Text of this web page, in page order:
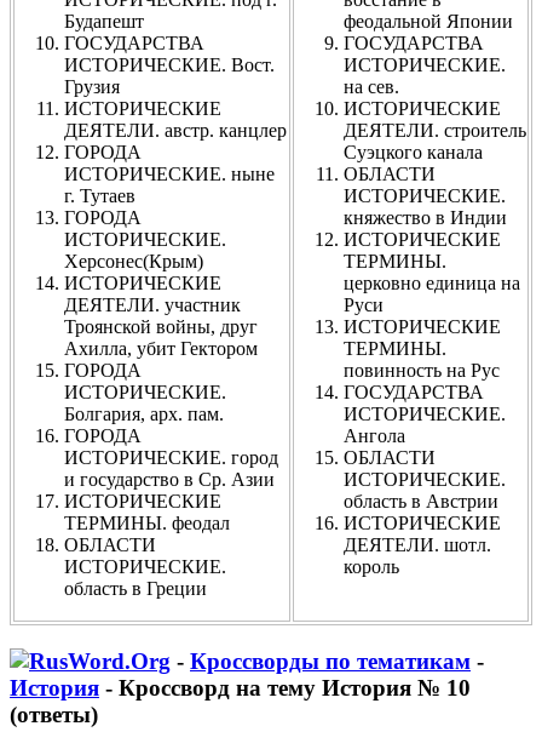
Будапешт
ГОСУДАРСТВА
ИСТОРИЧЕСКИЕ. Вост.
Грузия
ИСТОРИЧЕСКИЕ
ДЕЯТЕЛИ. австр. канцлер
ГОРОДА
ИСТОРИЧЕСКИЕ. ныне
г. Тутаев
ГОРОДА
ИСТОРИЧЕСКИЕ.
Херсонес(Крым)
ИСТОРИЧЕСКИЕ
ДЕЯТЕЛИ. участник
Троянской войны, друг
Ахилла, убит Гектором
ГОРОДА
ИСТОРИЧЕСКИЕ.
Болгария, арх. пам.
ГОРОДА
ИСТОРИЧЕСКИЕ. город
и государство в Ср. Азии
ИСТОРИЧЕСКИЕ
ТЕРМИНЫ. феодал
ОБЛАСТИ
ИСТОРИЧЕСКИЕ.
область в Греции
феодальной Японии
ГОСУДАРСТВА
ИСТОРИЧЕСКИЕ.
на сев.
ИСТОРИЧЕСКИЕ
ДЕЯТЕЛИ. строитель
Суэцкого канала
ОБЛАСТИ
ИСТОРИЧЕСКИЕ.
княжество в Индии
ИСТОРИЧЕСКИЕ
ТЕРМИНЫ.
церковно единица на
Руси
ИСТОРИЧЕСКИЕ
ТЕРМИНЫ.
повинность на Рус
ГОСУДАРСТВА
ИСТОРИЧЕСКИЕ.
Ангола
ОБЛАСТИ
ИСТОРИЧЕСКИЕ.
область в Австрии
ИСТОРИЧЕСКИЕ
ДЕЯТЕЛИ. шотл.
король
- Кроссворды по тематикам -
История - Кроссворд на тему История № 10
(ответы)